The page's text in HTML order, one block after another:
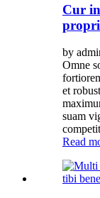
Cur
by
Omne
et
suam
Read